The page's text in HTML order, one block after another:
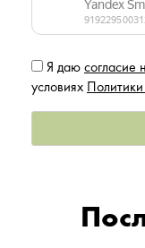
Я даю согласие
условиях